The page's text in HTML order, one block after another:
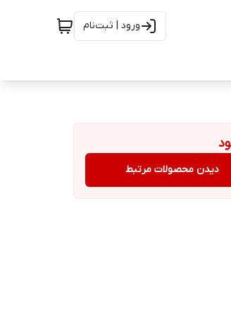
ورود | ثبت‌نام
دیدن محصولات مرتبط